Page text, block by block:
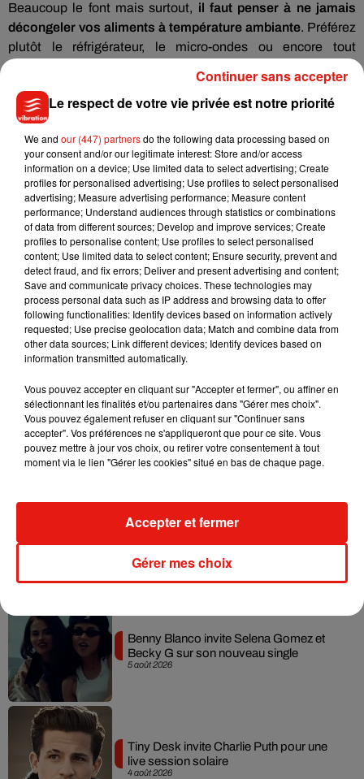
Beaucoup le font mais surtout, il faut penser à ne jamais
décongeler vos aliments à température ambiante. Préférez
plutôt le réfrigérateur, le micro-ondes ou encore tout
Musique
7 août 2026
Julien Lieb s’essaye à la vie de chatelain
dans son nouveau clip
7 août 2026
Madonna sort enfin le remix de « Love
Sensation » avec Kylie Minogue
7 août 2026
Tayc et Didi B dévoilent le single le plus
dansant de l’année
7 août 2026
Angèle et Amélie Lens dévoilent leur
collaboration tant attendue
5 août 2026
Benny Blanco invite Selena Gomez et
Becky G sur son nouveau single
4 août 2026
Tiny Desk invite Charlie Puth pour une
live session solaire
Le respect de votre vie privée est notre priorité
We and our (447) partnersdo the following data processing based on
your consent and/or our legitimate interest: Store and/or access
information on a device; Use limited data to select advertising; Create
profiles for personalised advertising; Use profiles to select personalised
advertising; Measure advertising performance; Measure content
performance; Understand audiences through statistics or combinations
of data from different sources; Develop and improve services; Create
profiles to personalise content; Use profiles to select personalised
content; Use limited data to select content; Ensure security, prevent and
detect fraud, and fix errors; Deliver and present advertising and content;
Save and communicate privacy choices. These technologies may
process personal data such as IP address and browsing data to offer
following functionalities: Identify devices based on information actively
requested; Use precise geolocation data; Match and combine data from
other data sources; Link different devices; Identify devices based on
information transmitted automatically.
Vous pouvez accepter en cliquant sur "Accepter et fermer", ou affiner en
sélectionnant les finalités et/ou partenaires dans "Gérer mes choix".
Vous pouvez également refuser en cliquant sur "Continuer sans
accepter". Vos préférences ne s'appliqueront que pour ce site. Vous
pouvez mettre à jour vos choix, ou retirer votre consentement à tout
moment via le lien "Gérer les cookies" situé en bas de chaque page.
Gérer mes choix
Accepter et fermer
Continuer sans accepter